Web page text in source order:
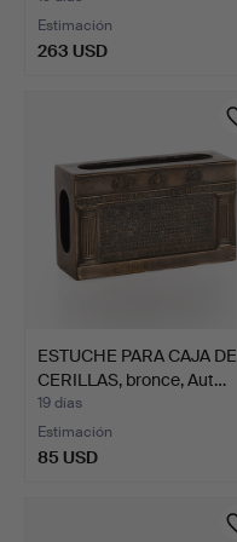
Estimación
263 USD
ESTUCHE PARA CAJA DE
CERILLAS, bronce, Aut…
19 días
Estimación
85 USD